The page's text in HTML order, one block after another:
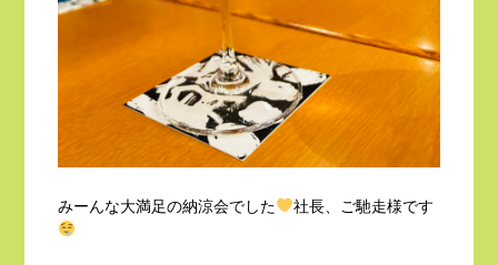
みーんな大満足の納涼会でした 社長、ご馳走様です